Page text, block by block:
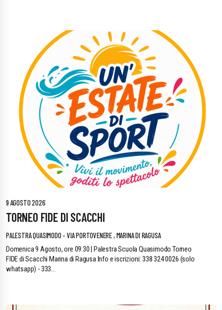
9 AGOSTO 2026
TORNEO FIDE DI SCACCHI
PALESTRA QUASIMODO - VIA PORTOVENERE , MARINA DI RAGUSA
Domenica 9 Agosto, ore 09:30 | Palestra Scuola Quasimodo Torneo
FIDE di Scacchi Marina di Ragusa Info e iscrizioni: 338 324 0026 (solo
whatsapp) - 333...